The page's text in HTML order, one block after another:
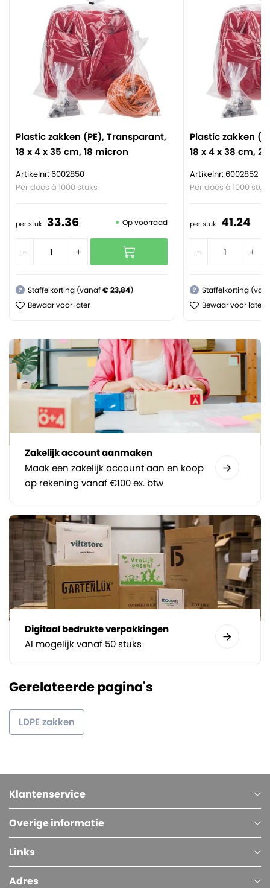
Plastic zakken (PE), Transparant,
18 x 4 x 35 cm, 18 micron
Artikelnr: 6002850
Per doos à 1000 stuks
per stuk 33.36 Op voorraad
- +
? Staffelkorting (vanaf€ 23,84)
Bewaar voor later
Plastic zakken
18 x 4 x 38 cm,
Artikelnr: 6002852
Per doos à 1000
per stuk 41.24
- +
?
Staffelkorting
Bewaar voor later
Zakelijk account aanmaken
Maak een zakelijk account aan en koop
op rekening vanaf €100 ex. btw
Digitaal bedrukte verpakkingen
Al mogelijk vanaf 50 stuks
Gerelateerde pagina's
LDPE zakken
Klantenservice
Overige informatie
Links
Adres